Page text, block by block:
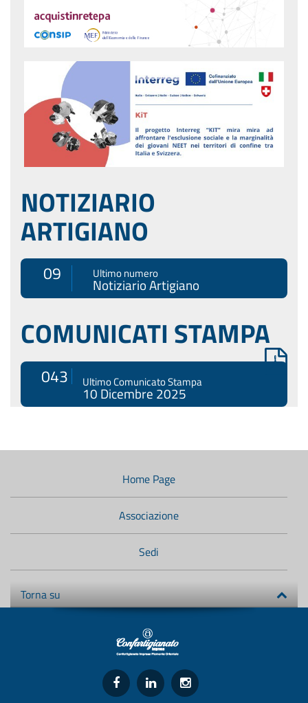
NOTIZIARIO
ARTIGIANO
09 Ultimo numero
Notiziario Artigiano
COMUNICATI STAMPA
043 Ultimo Comunicato Stampa
10 Dicembre 2025
Home Page
Associazione
Sedi
Torna su